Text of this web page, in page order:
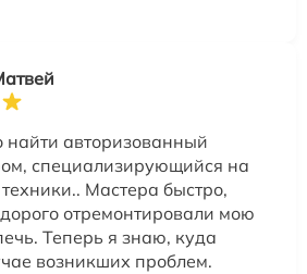
авторизованный
специализирующийся на
Мастера быстро,
отремонтировали мою
Теперь я знаю, куда
возникших проблем.